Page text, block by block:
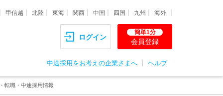
甲信越 北陸 東海 関西 中国 四国 九州 海外
ログイン
簡単1分
会員登録
中途採用をお考えの企業さまへ ヘルプ
転職・中途採用情報